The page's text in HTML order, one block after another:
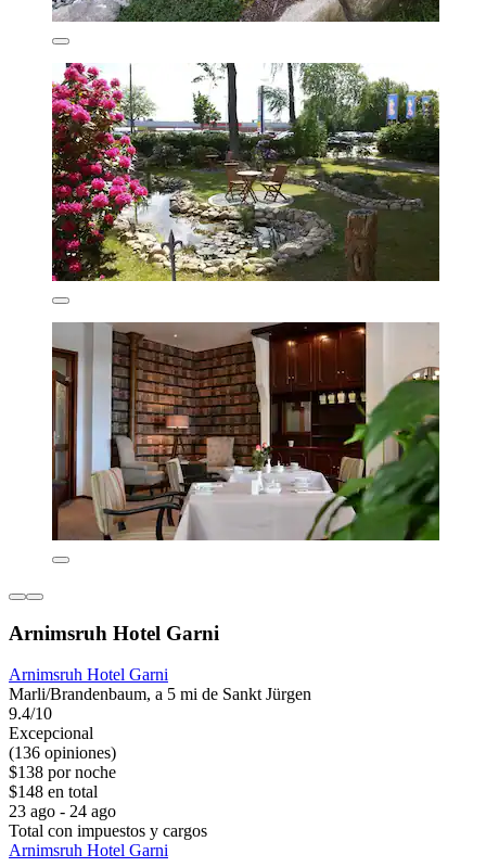
Arnimsruh Hotel Garni
Arnimsruh Hotel Garni
Marli/Brandenbaum, a 5 mi de Sankt Jürgen
9.4/10
Excepcional
(136 opiniones)
$138 por noche
$148 en total
23 ago - 24 ago
Total con impuestos y cargos
Arnimsruh Hotel Garni